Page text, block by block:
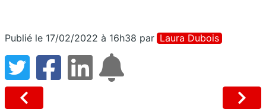
Publié le 17/02/2022 à 16h38 par Laura Dubois